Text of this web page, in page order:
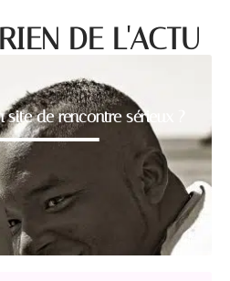
DE L'ACTU
site de rencontre sérieux ?